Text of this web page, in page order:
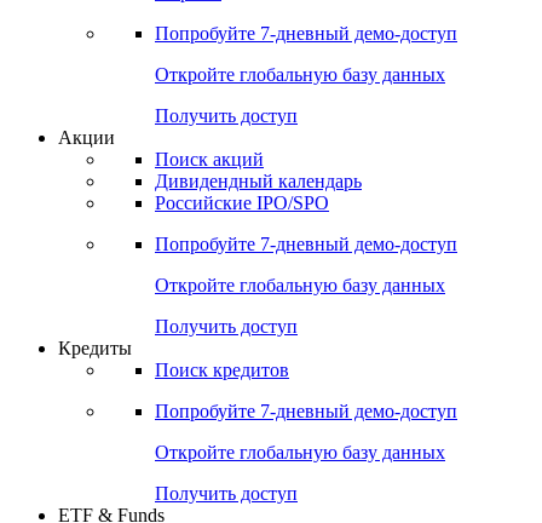
Cbonds Pages
Опросы
Попробуйте7-дневный
Откройте глобальную базу данных
Получить доступ
Поиск акций
Российские IPO/SPO
Попробуйте7-дневный
Откройте глобальную базу данных
Получить доступ
Поиск кредитов
Попробуйте7-дневный